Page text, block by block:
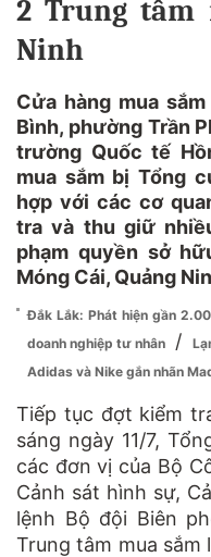
2 Trung tâm
Ninh
Cửa hàng mua
Bình, phường Trần
trường Quốc tế
mua sắm bị Tổng
hợp với các cơ
tra và thu giữ
phạm quyền sở
Móng Cái, Quảng
Đắk Lắk: Phát hiện gần
doanh nghiệp tư nhân
/
Adidas và Nike gắn nhãn
Tiếp tục đợt kiểm
sáng ngày 11/7,
các đơn vị của Bộ
Cảnh sát hình sự,
lệnh Bộ đội Biên
Trung tâm mua sắm